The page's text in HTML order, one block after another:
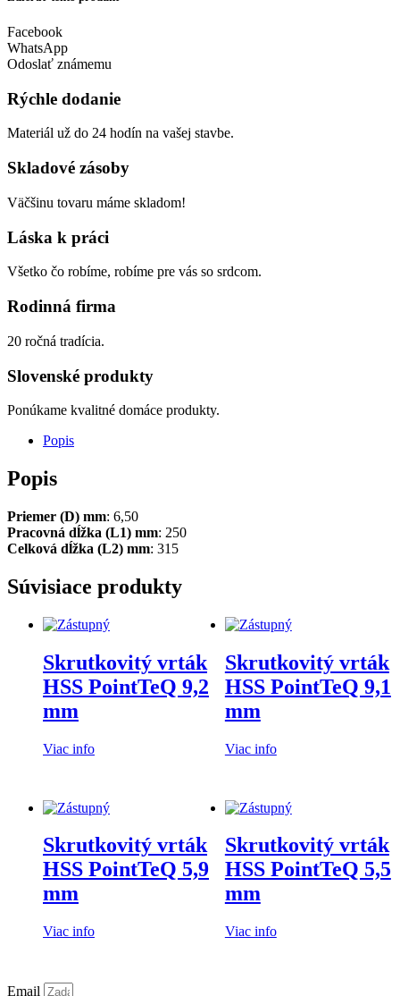
Facebook
WhatsApp
Odoslať známemu
Rýchle dodanie
Materiál už do 24 hodín na vašej stavbe.
Skladové zásoby
Väčšinu tovaru máme skladom!
Láska k práci
Všetko čo robíme, robíme pre vás so srdcom.
Rodinná firma
20 ročná tradícia.
Slovenské produkty
Ponúkame kvalitné domáce produkty.
Popis
Popis
Priemer (D) mm: 6,50
Pracovná dĺžka (L1) mm: 250
Celková dĺžka (L2) mm: 315
Súvisiace produkty
Skrutkovitý vrták
HSS PointTeQ 9,2
mm
Viac info
Skrutkovitý vrták
HSS PointTeQ 9,1
mm
Viac info
Skrutkovitý vrták
HSS PointTeQ 5,9
mm
Viac info
Skrutkovitý vrták
HSS PointTeQ 5,5
mm
Viac info
Email